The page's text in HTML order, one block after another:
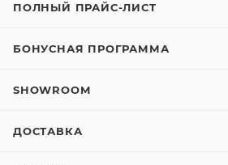
ПОЛНЫЙ ПРАЙС-ЛИСТ
БОНУСНАЯ ПРОГРАММА
SHOWROOM
ДОСТАВКА